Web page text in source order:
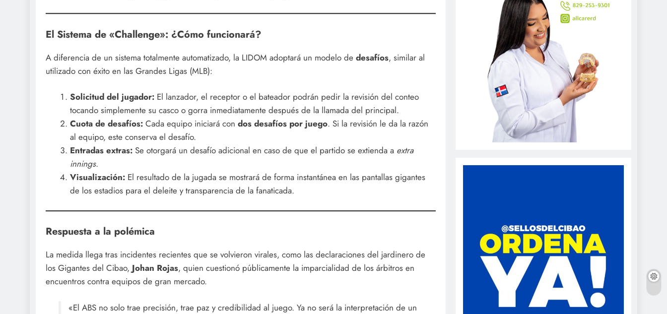
El Sistema de «Challenge»: ¿Cómo funcionará?
A diferencia de un sistema totalmente automatizado, la LIDOM adoptará un modelo de desafíos, similar al
utilizado con éxito en las Grandes Ligas (MLB):
Solicitud del jugador:El lanzador, el receptor o el bateador podrán pedir la revisión del conteo
tocando simplemente su casco o gorra inmediatamente después de la llamada del principal.
Cuota de desafíos:Cada equipo iniciará con dos desafíos por juego. Si la revisión le da la razón
al equipo, este conserva el desafío.
Entradas extras:Se otorgará un desafío adicional en caso de que el partido se extienda a extra
innings.
Visualización:El resultado de la jugada se mostrará de forma instantánea en las pantallas gigantes
de los estadios para el deleite y transparencia de la fanaticada.
Respuesta a la polémica
La medida llega tras incidentes recientes que se volvieron virales, como las declaraciones del jardinero de
los Gigantes del Cibao, Johan Rojas, quien cuestionó públicamente la imparcialidad de los árbitros en
encuentros contra equipos de gran mercado.
«El ABS no solo trae precisión, trae paz y credibilidad al juego. Ya no será la interpretación de un